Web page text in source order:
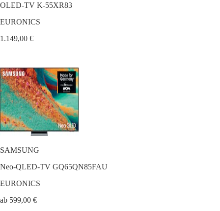
OLED-TV K-55XR83
EURONICS
1.149,00 €
SAMSUNG
Neo-QLED-TV GQ65QN85FAU
EURONICS
ab 599,00 €